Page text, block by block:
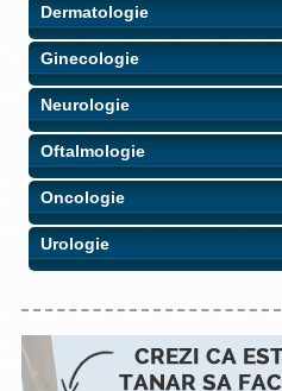
Dermatologie
Ginecologie
Neurologie
Oftalmologie
Oncologie
Urologie